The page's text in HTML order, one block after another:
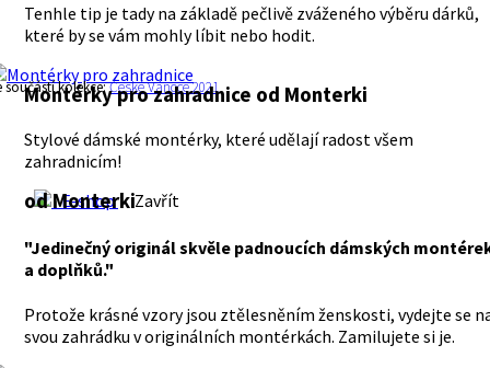
Tenhle tip je tady na základě pečlivě zváženého výběru dárků,
které by se vám mohly líbit nebo hodit.
součástí kolekce:České Vánoce 2021
Montérky pro zahradnice od Monterki
Stylové dámské montérky, které udělají radost všem
zahradnicím!
E-shop Zavřít
od Monterki
"Jedinečný originál skvěle padnoucích dámských
a doplňků."
Protože krásné vzory jsou ztělesněním ženskosti, vydejte se
svou zahrádku v originálních montérkách. Zamilujete si je.